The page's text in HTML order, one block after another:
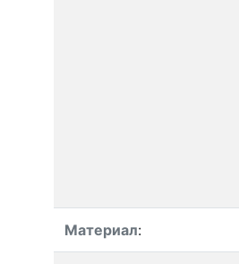
Материал: